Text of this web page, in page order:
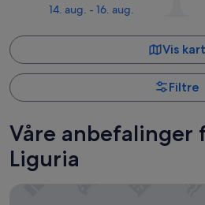
14. aug. - 16. aug.
Vis kart
Filtre
Våre anbefalinger
Liguria